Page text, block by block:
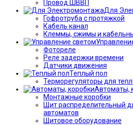
Провод ШВВП
Для
Гофротруба с протяжкой
Кабель канал
Клеммы, сжимы и
Фотореле
Реле задержки времени
Датчики движения
Теплый пол
Терморегуляторы для
Автоматы,
Монтажные коробки
Щит распределительный
автоматов
Щитовое оборудование